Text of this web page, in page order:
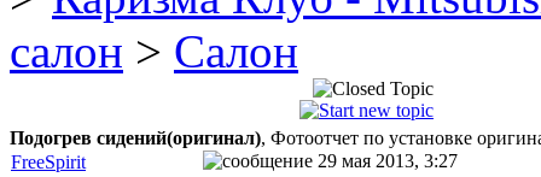
салон > Салон
Подогрев сидений(оригинал), Фотоотчет по установке
FreeSpirit
29 мая 2013, 3:27